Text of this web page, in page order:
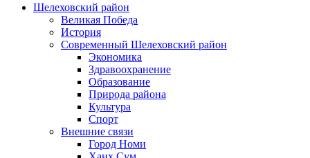
Шелеховский район
Великая Победа
История
Современный Шелеховский район
Экономика
Здравоохранение
Образование
Природа района
Культура
Спорт
Внешние связи
Город Номи